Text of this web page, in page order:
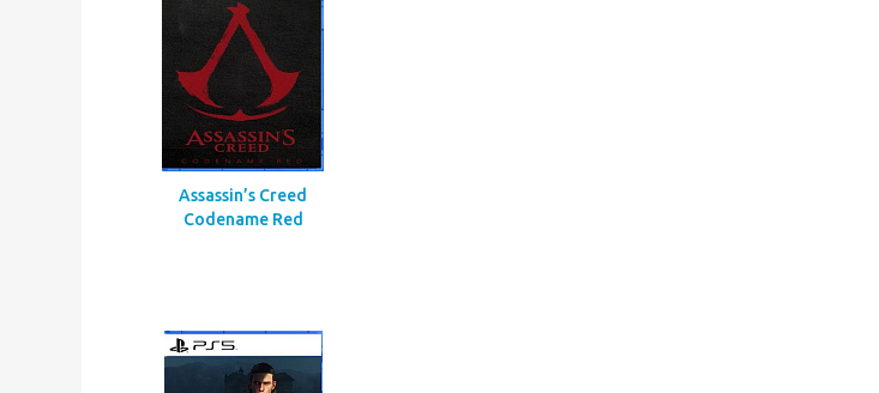
Assassin’s Creed
Codename Red